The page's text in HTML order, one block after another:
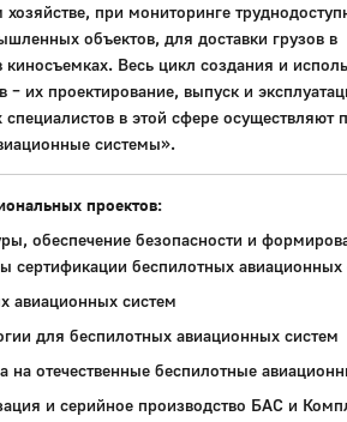
при мониторинге
объектов, для доставки грузов в
Весь цикл создания и
– их проектирование, выпуск и
в этой сфере осуществляют
системы».
проектов:
обеспечение безопасности и
сертификации беспилотных авиационных
систем
для беспилотных авиационных систем
отечественные беспилотные
и серийное производство БАС и